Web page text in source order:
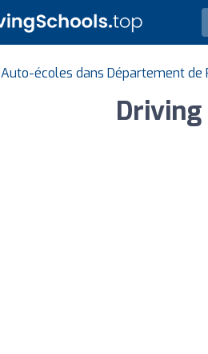
Auto-écoles dans Département de
Driving